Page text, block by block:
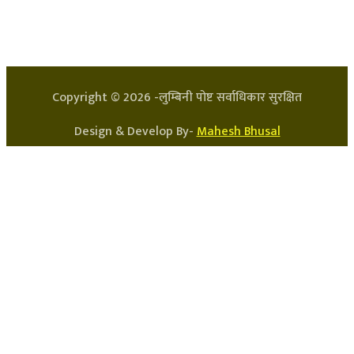
Copyright ©2026 -लुम्बिनी पोष्ट सर्वाधिकार सुरक्षित
Design & Develop By-Mahesh Bhusal